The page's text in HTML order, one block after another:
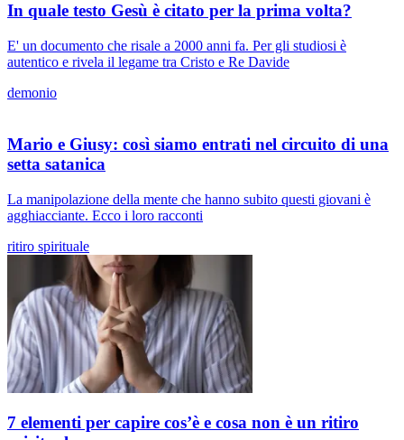
In quale testo Gesù è citato per la prima volta?
E' un documento che risale a 2000 anni fa. Per gli studiosi è
autentico e rivela il legame tra Cristo e Re Davide
demonio
Mario e Giusy: così siamo entrati nel circuito di una
setta satanica
La manipolazione della mente che hanno subito questi giovani è
agghiacciante. Ecco i loro racconti
ritiro spirituale
7 elementi per capire cos’è e cosa non è un ritiro